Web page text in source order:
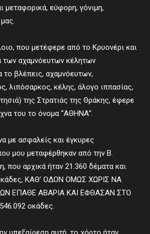
μεταφορικά, εύφορη, γόνιμη,
που μετέφερε από το Κρυονέρι και
των αχαμνόευτων κέλητων
το βλέπεις, αχαμνόευτων,
λιπόσαρκος, κέλης, άλογο ιππασίας,
της Στρατιάς της Θράκης, έφερε
του το όνομα “ΑΘΗΝΑ”.
με ασφαλείς και έγκυρες
μου μεταφέρθηκαν από την Β.
που αρχικά ήταν 21.360 δέματα και
ΚΑΘ’ ΟΔΟΝ ΟΜΩΣ ΧΩΡΙΣ ΝΑ
ΕΠΑΘΕ ΑΒΑΡΙΑ ΚΑΙ ΕΦΘΑΣΑΝ ΣΤΟ
οκάδες.